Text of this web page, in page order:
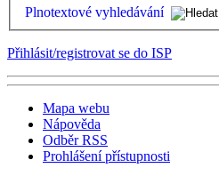
Plnotextové vyhledávání
Přihlásit/registrovat se do ISP
Mapa webu
Nápověda
Odběr RSS
Prohlášení přístupnosti